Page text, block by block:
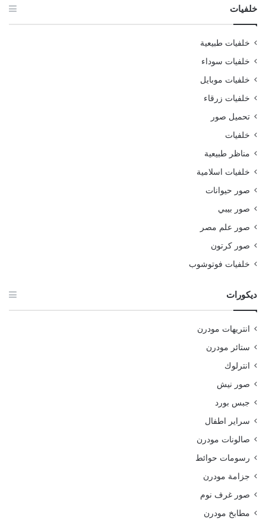
خلفيات
خلفيات طبيعية
خلفيات سوداء
خلفيات موبايل
خلفيات زرقاء
تحميل صور
خلفيات
مناظر طبيعية
خلفيات اسلامية
صور حيوانات
صور بيبي
صور علم مصر
صور كرتون
خلفيات فوتوشوب
ديكورات
انتريهات مودرن
ستائر مودرن
انترلوك
صور نيش
جبس بورد
سراير اطفال
صالونات مودرن
رسومات حوائط
جزامة مودرن
صور غرف نوم
مطابخ مودرن